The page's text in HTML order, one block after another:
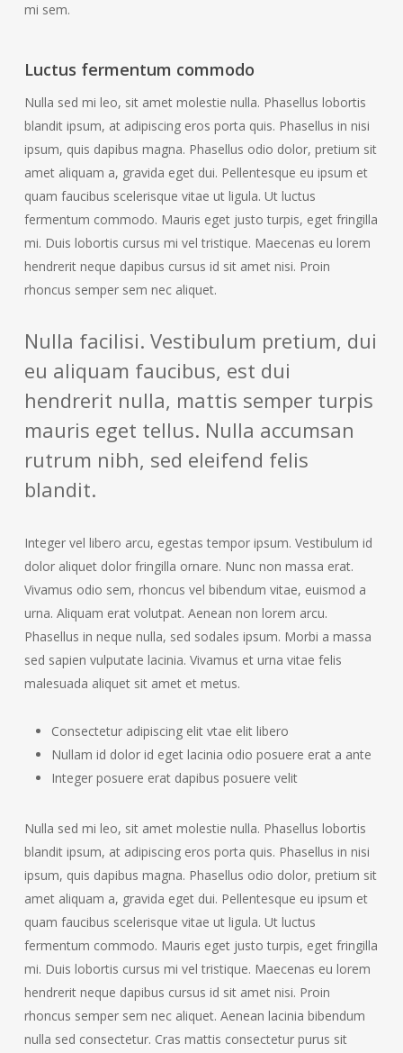
mi sem.
Luctus fermentum commodo
Nulla sed mi leo, sit amet molestie nulla. Phasellus lobortis
blandit ipsum, at adipiscing eros porta quis. Phasellus in nisi
ipsum, quis dapibus magna. Phasellus odio dolor, pretium sit
amet aliquam a, gravida eget dui. Pellentesque eu ipsum et
quam faucibus scelerisque vitae ut ligula. Ut luctus
fermentum commodo. Mauris eget justo turpis, eget fringilla
mi. Duis lobortis cursus mi vel tristique. Maecenas eu lorem
hendrerit neque dapibus cursus id sit amet nisi. Proin
rhoncus semper sem nec aliquet.
Nulla facilisi. Vestibulum pretium, dui
eu aliquam faucibus, est dui
hendrerit nulla, mattis semper turpis
mauris eget tellus. Nulla accumsan
rutrum nibh, sed eleifend felis
blandit.
Integer vel libero arcu, egestas tempor ipsum. Vestibulum id
dolor aliquet dolor fringilla ornare. Nunc non massa erat.
Vivamus odio sem, rhoncus vel bibendum vitae, euismod a
urna. Aliquam erat volutpat. Aenean non lorem arcu.
Phasellus in neque nulla, sed sodales ipsum. Morbi a massa
sed sapien vulputate lacinia. Vivamus et urna vitae felis
malesuada aliquet sit amet et metus.
Consectetur adipiscing elit vtae elit libero
Nullam id dolor id eget lacinia odio posuere erat a ante
Integer posuere erat dapibus posuere velit
Nulla sed mi leo, sit amet molestie nulla. Phasellus lobortis
blandit ipsum, at adipiscing eros porta quis. Phasellus in nisi
ipsum, quis dapibus magna. Phasellus odio dolor, pretium sit
amet aliquam a, gravida eget dui. Pellentesque eu ipsum et
quam faucibus scelerisque vitae ut ligula. Ut luctus
fermentum commodo. Mauris eget justo turpis, eget fringilla
mi. Duis lobortis cursus mi vel tristique. Maecenas eu lorem
hendrerit neque dapibus cursus id sit amet nisi. Proin
rhoncus semper sem nec aliquet. Aenean lacinia bibendum
nulla sed consectetur. Cras mattis consectetur purus sit